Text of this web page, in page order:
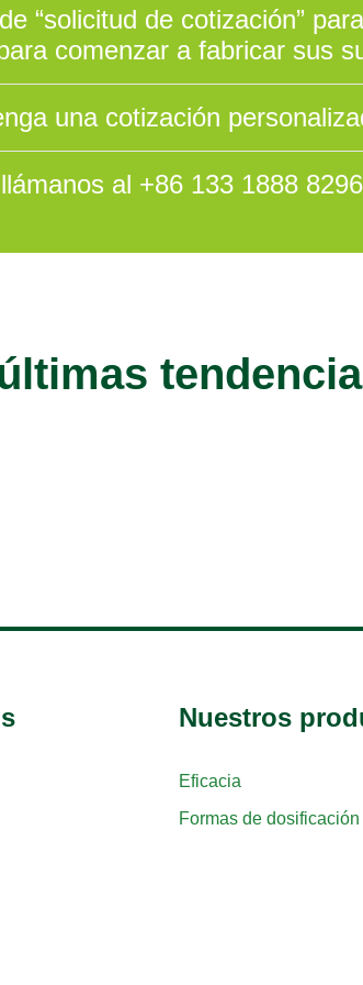
“solicitud de cotización”
comenzar a fabricar sus
una cotización
al +86 133 1888 8296
Nuestros
Eficacia
Formas de dosificación